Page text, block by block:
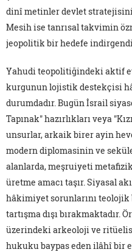
dinî metinler devlet
Mesih ise tanrısal takvimin
jeopolitik bir hedefe
Yahudi teopolitiğindeki aktif
kurgunun lojistik destekçisi
durumdadır. Bugün İsrail
Tapınak" hazırlıkları veya
unsurlar, arkaik birer ayin
modern diplomasinin ve
alanlarda, meşruiyeti
üretme amacı taşır. Siyasal
hâkimiyet sorunlarını
tartışma dışı bırakmaktadır.
üzerindeki arkeoloji ve
hukuku baypas eden ilâhî bir